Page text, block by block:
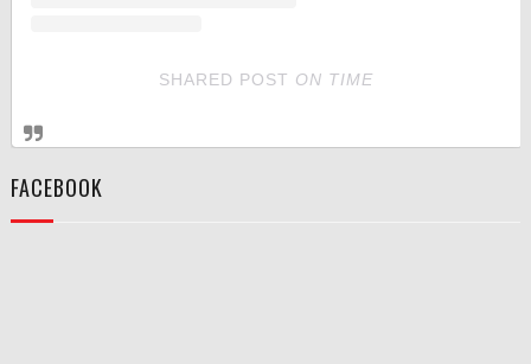
SHARED POST ON TIME
FACEBOOK